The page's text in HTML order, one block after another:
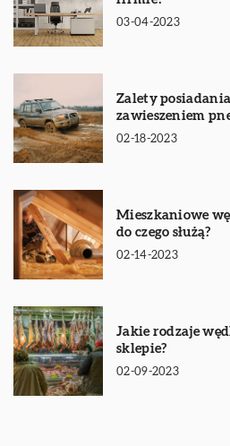
03-04-2023
Zalety
zawieszeniem
02-18-2023
Mieszkaniowe
do czego służą?
02-14-2023
Jakie rodzaje
sklepie?
02-09-2023